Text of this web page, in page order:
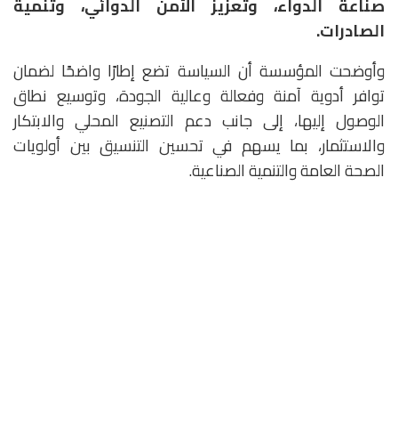
صناعة الدواء، وتعزيز الأمن الدوائي، وتنمية
الصادرات.
وأوضحت المؤسسة أن السياسة تضع إطارًا واضحًا لضمان
توافر أدوية آمنة وفعالة وعالية الجودة، وتوسيع نطاق
الوصول إليها، إلى جانب دعم التصنيع المحلي والابتكار
والاستثمار، بما يسهم في تحسين التنسيق بين أولويات
الصحة العامة والتنمية الصناعية.